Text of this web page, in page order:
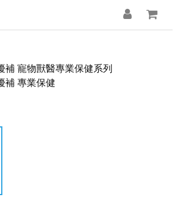
補 寵物獸醫專業保健系列
補 專業保健